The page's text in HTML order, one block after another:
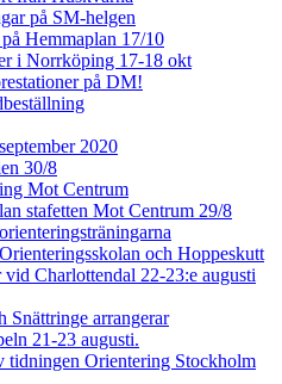
på SM-helgen
Hemmaplan 17/10
i Norrköping 17-18 okt
på DM!
2020
30/8
Mot Centrum
stafetten Mot Centrum 29/8
och Hoppeskutt
vid Charlottendal 22-23:e augusti
Snättringe arrangerar
21-23 augusti.
tidningen Orientering Stockholm